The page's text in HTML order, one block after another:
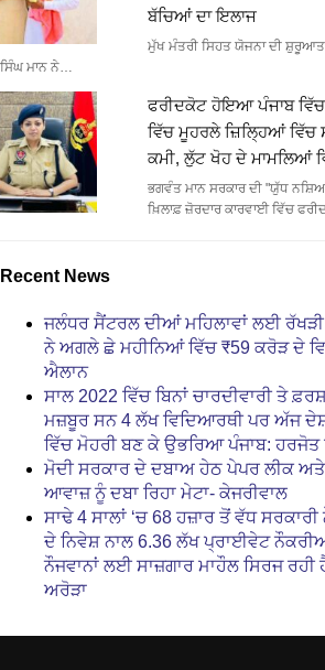
ਬੱਚਿਆਂ ਦਾ ਇਲਾਜ
ਮੁੱਖ ਮੰਤਰੀ ਸਿਹਤ ਯੋਜਨਾ ਦੀ
ਸਿੰਘ ਮਾਨ ਨੇ…
ਫਰੀਦਕੋਟ ਹੋਇਆ ਪੰਜਾਬ
ਵਿੱਚ ਮੂਹਰਲੇ ਜ਼ਿਲ੍ਹਿਆਂ ਵਿੱਚ
ਕਮੀ, ਲੁੱਟ ਖੋਹ ਦੇ ਮਾਮਲਿਆਂ
ਭਗਵੰਤ ਮਾਨ ਸਰਕਾਰ ਦੀ "ਯੁੱਧ
ਖ਼ਿਲਾਫ਼ ਜ਼ੋਰਦਾਰ ਕਾਰਵਾਈ ਵਿੱਚ
Recent News
ਜਲੰਧਰ ਸੈਂਟਰਲ ਦੀਆਂ ਮਹਿਲਾਵਾਂ ਲਈ ਰੱਖੜੀ
ਨੇ ਅਗਲੇ ਛੇ ਮਹੀਨਿਆਂ ਵਿੱਚ ₹59 ਕਰੋੜ ਦੇ
ਐਲਾਨ
ਸਾਲ 2022 ਵਿੱਚ ਬਿਨਾਂ ਚਾਰਦੀਵਾਰੀ ਤੇ
ਮਜ਼ਬੂਰ ਸਨ 4 ਲੱਖ ਵਿਦਿਆਰਥੀ ਪਰ ਅੱਜ
ਵਿੱਚ ਮੋਹਰੀ ਬਣ ਕੇ ਉਭਰਿਆ ਪੰਜਾਬ: ਹਰਜੋਤ
ਮੋਦੀ ਸਰਕਾਰ ਦੇ ਦਬਾਅ ਹੇਠ ਪੇਪਰ ਲੀਕ
ਆਵਾਜ਼ ਨੂੰ ਦਬਾ ਰਿਹਾ ਮੇਟਾ- ਕੇਜਰੀਵਾਲ
ਸਾਢੇ 4 ਸਾਲਾਂ ‘ਚ 68 ਹਜ਼ਾਰ ਤੋਂ ਵੱਧ
ਦੇ ਨਿਵੇਸ਼ ਨਾਲ 6.36 ਲੱਖ ਪ੍ਰਾਈਵੇਟ
ਨੌਜਵਾਨਾਂ ਲਈ ਸਾਜ਼ਗਾਰ ਮਾਹੌਲ ਸਿਰਜ
ਅਰੋੜਾ